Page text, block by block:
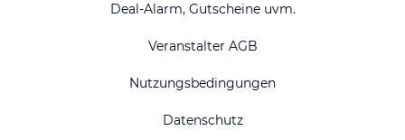
Deal-Alarm, Gutscheine uvm.
Veranstalter AGB
Nutzungsbedingungen
Datenschutz